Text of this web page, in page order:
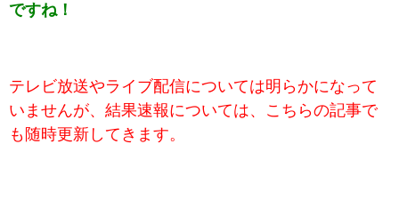
ですね！
テレビ放送やライブ配信については明らかになって
いませんが、結果速報については、こちらの記事で
も随時更新してきます。